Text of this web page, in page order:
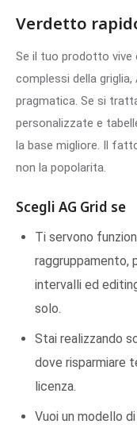
Verdetto
Se il tuo prodotto vive
complessi della
pragmatica. Se si
personalizzate e
la base migliore. Il
non la popolarita.
Scegli AG Grid se
Ti servono
raggruppamento,
intervalli ed
solo.
Stai realizzando
dove risparmiare
licenza.
Vuoi un modello